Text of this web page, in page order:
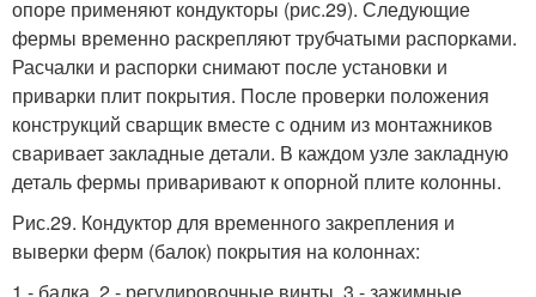
опоре применяют кондукторы (рис.29). Следующие
фермы временно раскрепляют трубчатыми распорками.
Расчалки и распорки снимают после установки и
приварки плит покрытия. После проверки положения
конструкций сварщик вместе с одним из монтажников
сваривает закладные детали. В каждом узле закладную
деталь фермы приваривают к опорной плите колонны.
Рис.29. Кондуктор для временного закрепления и
выверки ферм (балок) покрытия на колоннах:
1 - балка, 2 - регулировочные винты, 3 - зажимные